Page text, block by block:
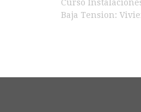
Curso
Baja Tension: